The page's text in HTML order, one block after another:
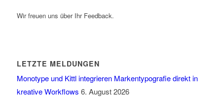
Wir freuen uns über Ihr Feedback.
LETZTE MELDUNGEN
Monotype und Kittl integrieren Markentypografie direkt in
kreative Workflows 6. August 2026